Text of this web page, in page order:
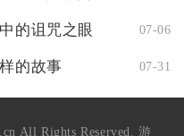
的诅咒之眼 07-06
的故事 07-31
All Rights Reserved. 游